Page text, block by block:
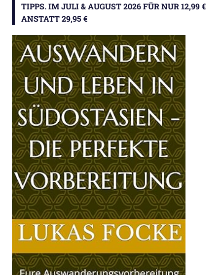
TIPPS. IM JULI & AUGUST 2026 FÜR NUR 12,99 €
ANSTATT 29,95 €